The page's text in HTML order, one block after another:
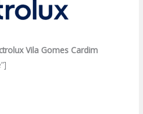
Vila Gomes Cardim